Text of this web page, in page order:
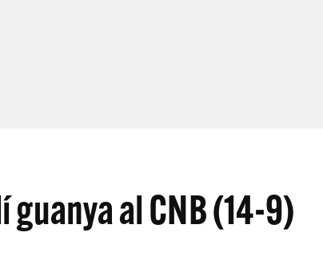
al CNB (14-9)